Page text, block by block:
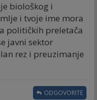
biološkog i
i tvoje ime mora
političkih preletača
javni sektor
rez i preuzimanje
ODGOVORITE